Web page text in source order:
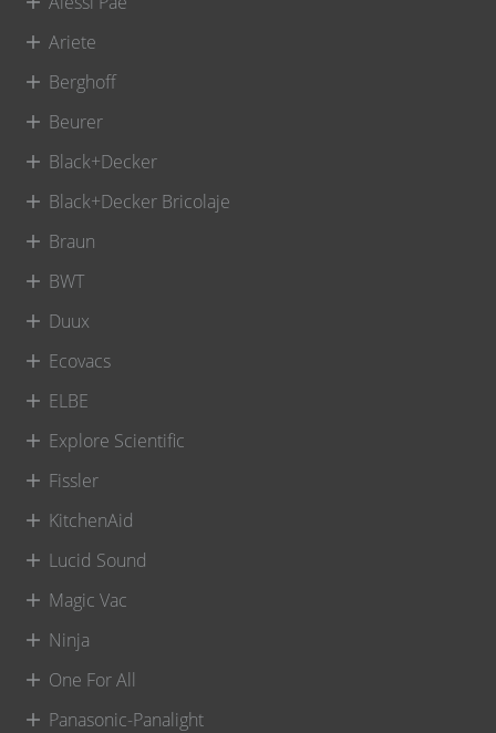
Ariete
Berghoff
Beurer
Black+Decker
Black+Decker Bricolaje
Braun
BWT
Duux
Ecovacs
ELBE
Explore Scientific
Fissler
KitchenAid
Lucid Sound
Magic Vac
Ninja
One For All
Panasonic-Panalight